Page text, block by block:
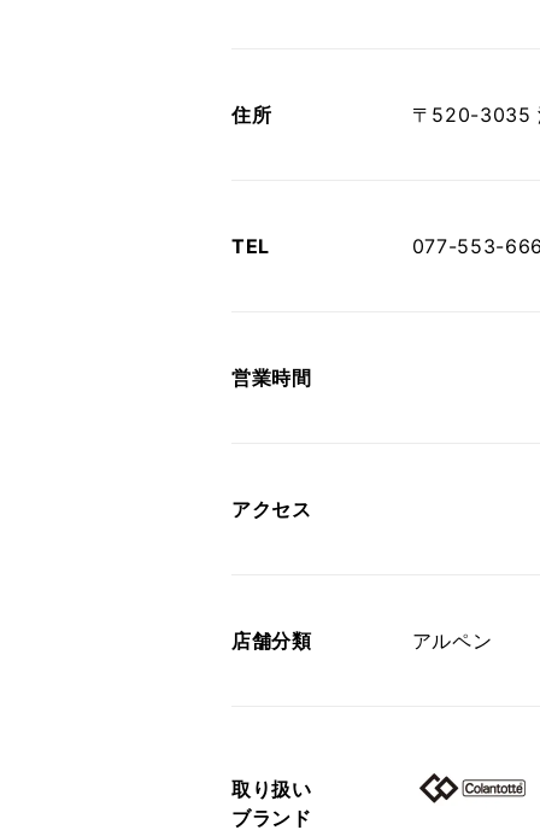
住所 〒520-3035
TEL 077-553-
営業時間
アクセス
店舗分類 アルペン
取り扱い
ブランド